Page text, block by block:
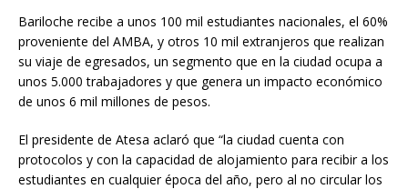
Bariloche recibe a unos 100 mil estudiantes nacionales, el 60%
proveniente del AMBA, y otros 10 mil extranjeros que realizan
su viaje de egresados, un segmento que en la ciudad ocupa a
unos 5.000 trabajadores y que genera un impacto económico
de unos 6 mil millones de pesos.
El presidente de Atesa aclaró que “la ciudad cuenta con
protocolos y con la capacidad de alojamiento para recibir a los
estudiantes en cualquier época del año, pero al no circular los